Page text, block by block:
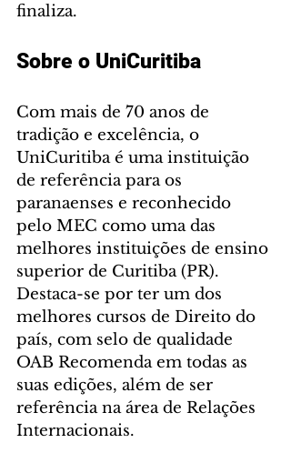
finaliza.
Sobre o UniCuritiba
Com mais de 70 anos de
tradição e excelência, o
UniCuritiba é uma instituição
de referência para os
paranaenses e reconhecido
pelo MEC como uma das
melhores instituições de ensino
superior de Curitiba (PR).
Destaca-se por ter um dos
melhores cursos de Direito do
país, com selo de qualidade
OAB Recomenda em todas as
suas edições, além de ser
referência na área de Relações
Internacionais.